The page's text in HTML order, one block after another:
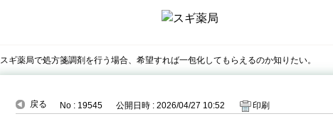
スギ薬局で処方箋調剤を行う場合、希望すれば一包化してもらえるのか知りたい。
戻る No : 19545 公開日時 : 2026/04/27 10:52 印刷